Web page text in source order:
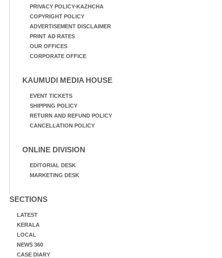
PRIVACY POLICY-KAZHCHA
COPYRIGHT POLICY
ADVERTISEMENT DISCLAIMER
PRINT AD RATES
OUR OFFICES
CORPORATE OFFICE
KAUMUDI MEDIA HOUSE
EVENT TICKETS
SHIPPING POLICY
RETURN AND REFUND POLICY
CANCELLATION POLICY
ONLINE DIVISION
EDITORIAL DESK
MARKETING DESK
SECTIONS
LATEST
KERALA
LOCAL
NEWS 360
CASE DIARY